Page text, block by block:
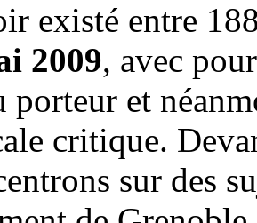
existé entre
2009, avec
porteur et
critique.
sur des